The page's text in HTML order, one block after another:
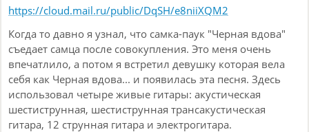
https://cloud.mail.ru/public/DqSH/e8niiXQM2
Когда то давно я узнал, что самка-паук "Черная вдова"
съедает самца после совокупления. Это меня очень
впечатлило, а потом я встретил девушку которая вела
себя как Черная вдова... и появилась эта песня. Здесь
использовал четыре живые гитары: акустическая
шестиструнная, шестиструнная трансакустическая
гитара, 12 струнная гитара и электрогитара.